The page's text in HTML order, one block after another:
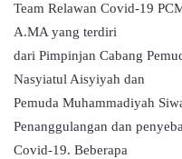
Team Relawan Covid-19
A.MA yang terdiri
dari Pimpinjan Cabang
Nasyiatul Aisyiyah dan
Pemuda Muhammadiyah
Penanggulangan dan
Covid-19. Beberapa